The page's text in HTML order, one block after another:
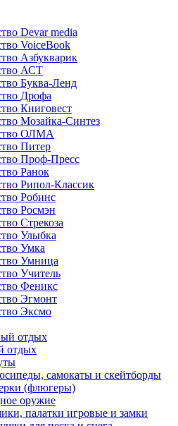
Devar media
VoiceBook
Азбукварик
АСТ
Буква-Ленд
Дрофа
Книговест
Мозайка-Синтез
ОЛМА
Питер
Проф-Пресс
Ранок
Рипол-Классик
Робинс
Росмэн
Стрекоза
Улыбка
Умка
Умница
Учитель
Феникс
Эгмонт
Эксмо
отдых
отдых
самокаты и скейтборды
(флюгеры)
оружие
палатки игровые и замки